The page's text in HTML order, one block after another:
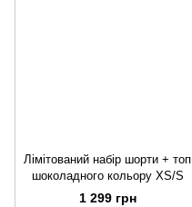
Лімітований набір шорти + топ
шоколадного кольору XS/S
1 299 грн